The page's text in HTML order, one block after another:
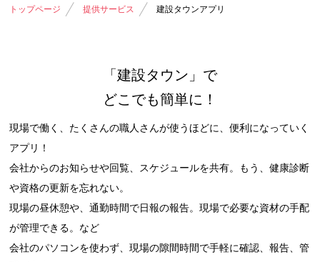
トップページ 提供サービス 建設タウンアプリ
「建設タウン」で
どこでも簡単に！
現場で働く、たくさんの職人さんが使うほどに、便利になっていく
アプリ！
会社からのお知らせや回覧、スケジュールを共有。もう、健康診断
や資格の更新を忘れない。
現場の昼休憩や、通勤時間で日報の報告。現場で必要な資材の手配
が管理できる。など
会社のパソコンを使わず、現場の隙間時間で手軽に確認、報告、管